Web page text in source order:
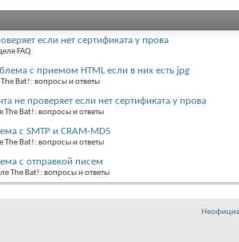
если нет сертификата у прова
FAQ
с приемом HTML если в них есть jpg
The Bat!: вопросы и ответы
не проверяет если нет сертификата у прова
The Bat!: вопросы и ответы
с SMTP и CRAM-MD5
The Bat!: вопросы и ответы
с отправкой писем
The Bat!: вопросы и ответы